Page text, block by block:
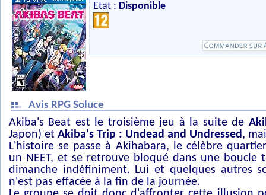
Etat : Disponible
Avis RPG Soluce
Akiba's Beat est le troisième jeu à la suite de
Japon) et Akiba's Trip : Undead and Undressed,
L'histoire se passe à Akihabara, le célèbre
un NEET, et se retrouve bloqué dans une
dimanche indéfiniment. Lui et quelques autres
n'est pas effacée à la fin de la journée.